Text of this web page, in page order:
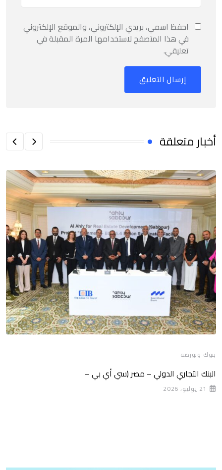
احفظ اسمي، بريدي الإلكتروني، والموقع الإلكتروني
في هذا المتصفح لاستخدامها المرة المقبلة في
تعليقي.
أخبار متعلقة
بنوك وبورصة
البنك التجاري الدولي – مصر (سي أي بي –
21 يوليو، 2026